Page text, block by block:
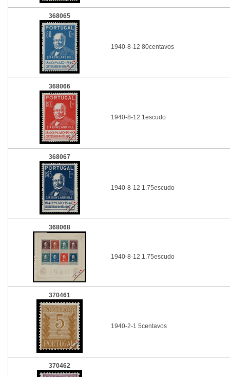
368065
1940-8-12 80centavos
368066
1940-8-12 1escudo
368067
1940-8-12 1.75escudo
368068
1940-8-12 1.75escudo
370461
1940-2-1 5centavos
370462